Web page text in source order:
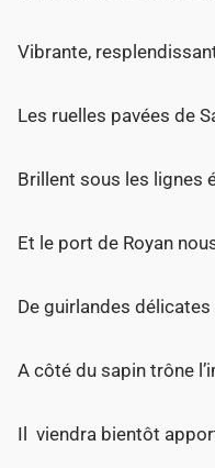
Vibrante,
Les ruelles pavées de
Brillent sous les lignes
Et le port de Royan
De guirlandes
A côté du sapin trône
Il viendra bientôt